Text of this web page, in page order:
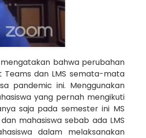
mengatakan bahwa perubahan
Teams dan LMS semata-mata
pandemic ini. Menggunakan
yang pernah mengikuti
saja pada semester ini MS
mahasiswa sebab ada LMS
dalam melaksanakan